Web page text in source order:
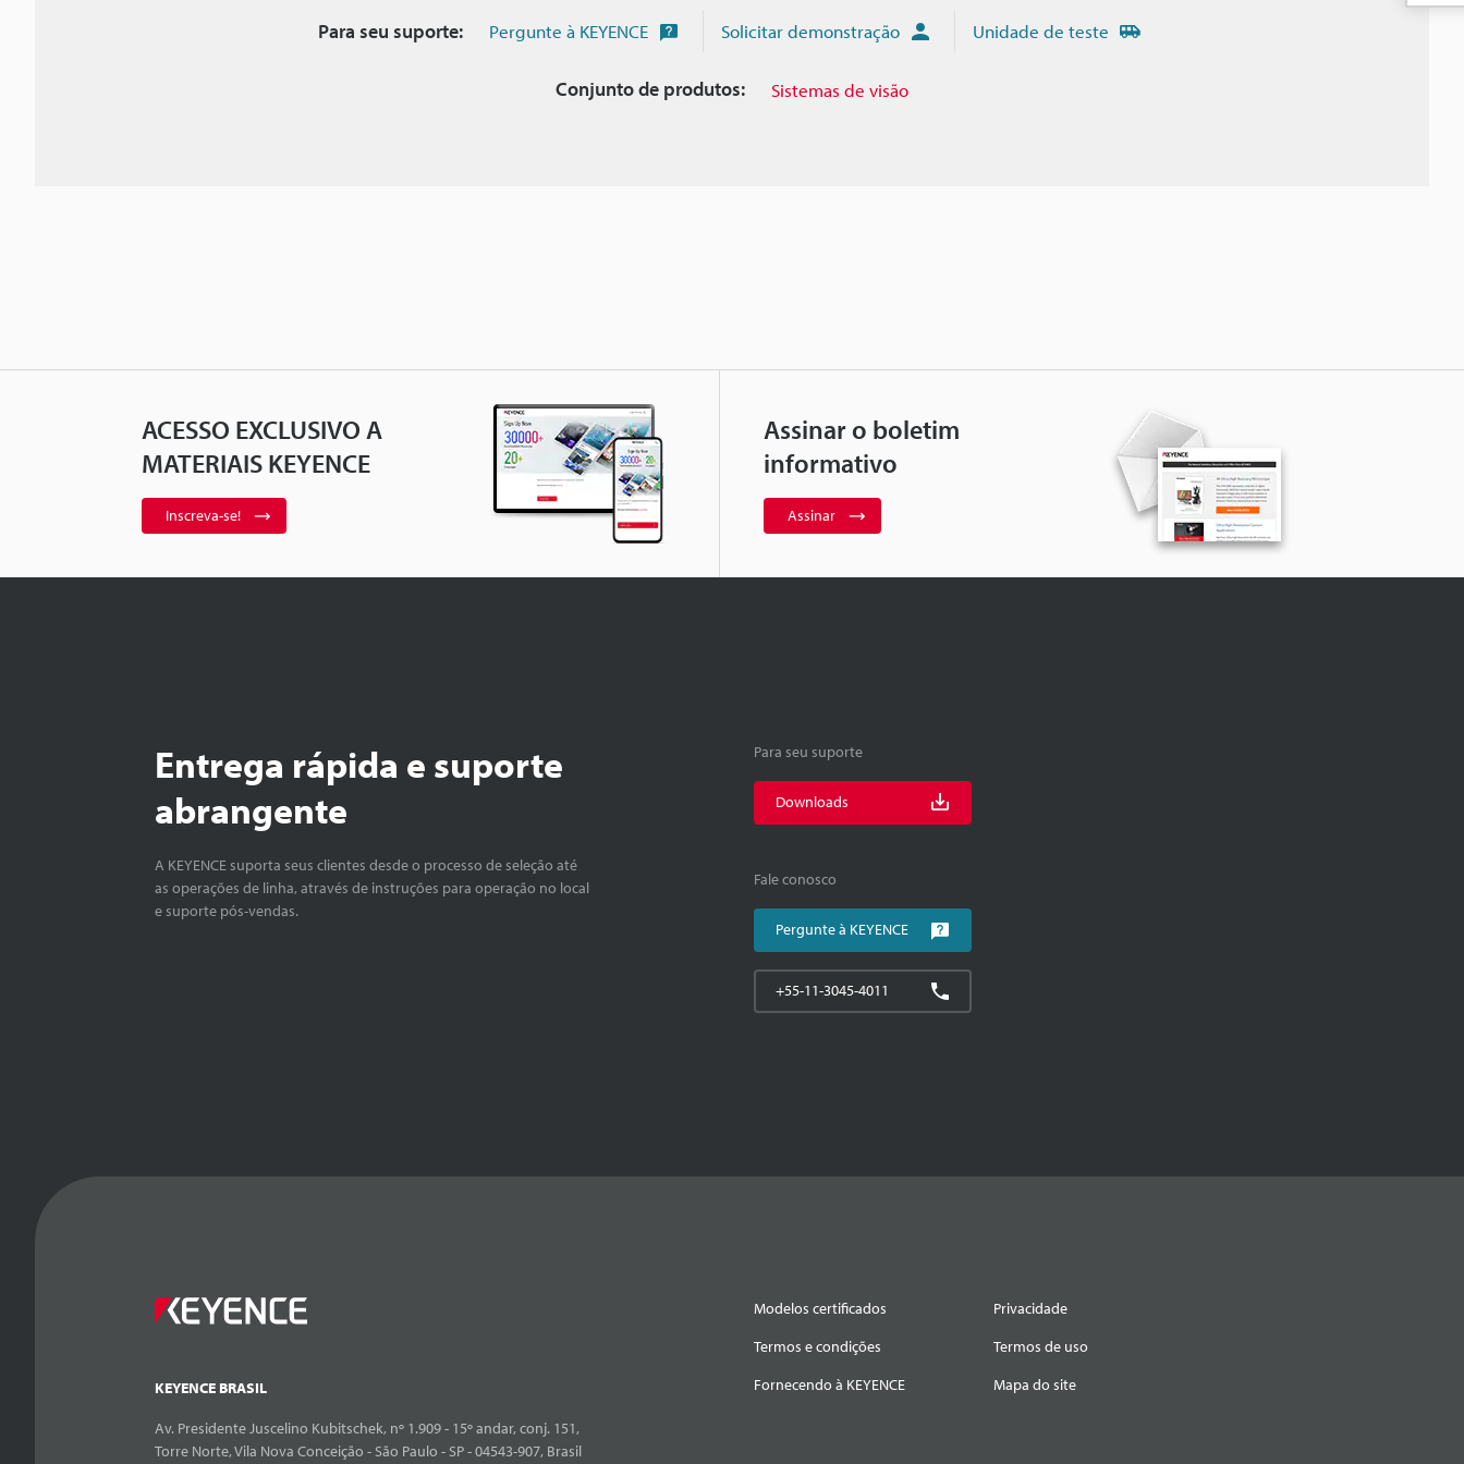
Para seu suporte: Pergunte à KEYENCE Solicitar demonstração Unidade de teste
Conjunto de produtos: Sistemas de visão
ACESSO EXCLUSIVO A
MATERIAIS KEYENCE
Inscreva-se!
Assinar o boletim
informativo
Assinar
Entrega rápida e suporte
abrangente
A KEYENCE suporta seus clientes desde o processo de seleção até
as operações de linha, através de instruções para operação no local
e suporte pós-vendas.
Para seu suporte
Downloads
Fale conosco
Pergunte à KEYENCE
+55-11-3045-4011
KEYENCE BRASIL
Av. Presidente Juscelino Kubitschek, nº 1.909 - 15º andar, conj. 151,
Torre Norte, Vila Nova Conceição - São Paulo - SP - 04543-907, Brasil
Modelos certificados
Privacidade
Termos e condições
Termos de uso
Fornecendo à KEYENCE
Mapa do site